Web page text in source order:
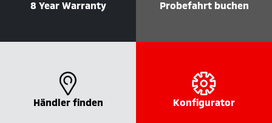
8 Year Warranty Probefahrt buchen
Händler finden Konfigurator